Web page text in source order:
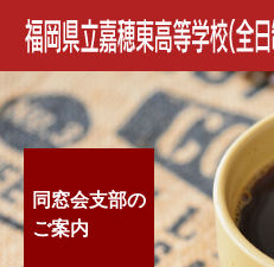
同窓会支部の
ご案内